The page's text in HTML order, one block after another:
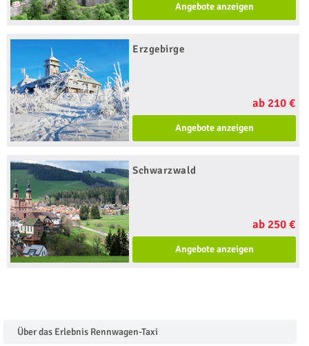
Angebote anzeigen
Erzgebirge
ab 210 €
Angebote anzeigen
Schwarzwald
ab 250 €
Angebote anzeigen
Über das Erlebnis Rennwagen-Taxi